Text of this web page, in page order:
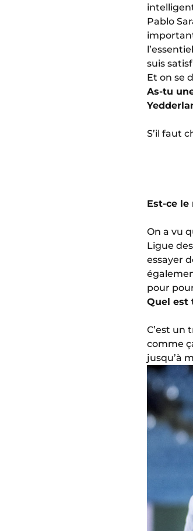
Pablo
suis
Et on se
As-tu
S’il faut
Est-ce
On a vu
Ligue
essayer
pour
Quel est
C’est un
comme
jusqu’à